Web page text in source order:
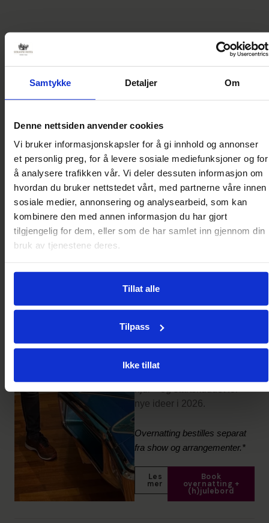
Samtykke Detaljer Om
Denne nettsiden anvender cookies
Vi bruker informasjonskapsler for å gi innhold og annonser
et personlig preg, for å levere sosiale mediefunksjoner og for
å analysere trafikken vår. Vi deler dessuten informasjon om
hvordan du bruker nettstedet vårt, med partnerne våre innen
sosiale medier, annonsering og analysearbeid, som kan
kombinere den med annen informasjon du har gjort
tilgjengelig for dem, eller som de har samlet inn gjennom din
bruk av tjenestene deres.
Tillat alle
Tilpass
Ikke tillat
MOTOR + JULEBORD
HELG 2
20 – 22 nov
motorinteresserte
Straand Hotel, AMCAR og
motorvenner fra hele landet
inviterer til et julebord
utenom det vanlige – for
deg med bensin i blodet og
skaperglede i sjela.
Vi byr på smaking av
skapersesjonen Sylinder
Summing, tradisjonsrikt
julebord og levende musikk
En ny møteplass for
hjul – og startskuddet for
nye ideer i 2026.
Overnatting bestilles separat
fra show og arrangementer.*
Les
mer
Book
overnatting +
(h)julebord